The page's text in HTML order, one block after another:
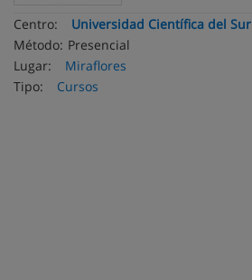
Centro:
Universidad Científica del Sur
Método: Presencial
Lugar:
Miraflores
Tipo:
Cursos